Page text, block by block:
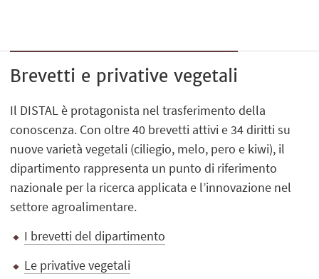
Brevetti e privative vegetali
Il DISTAL è protagonista nel trasferimento della
conoscenza. Con oltre 40 brevetti attivi e 34 diritti su
nuove varietà vegetali (ciliegio, melo, pero e kiwi), il
dipartimento rappresenta un punto di riferimento
nazionale per la ricerca applicata e l’innovazione nel
settore agroalimentare.
I brevetti del dipartimento
Le privative vegetali